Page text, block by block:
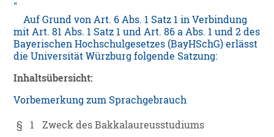
Auf Grund von Art. 6 Abs. 1 Satz 1 in Verbindung
mit Art. 81 Abs. 1 Satz 1 und Art. 86 a Abs. 1 und 2 des
Bayerischen Hochschulgesetzes (BayHSchG) erlässt
die Universität Würzburg folgende Satzung:
Inhaltsübersicht:
Vorbemerkung zum Sprachgebrauch
§ 1
Zweck des Bakkalaureusstudiums